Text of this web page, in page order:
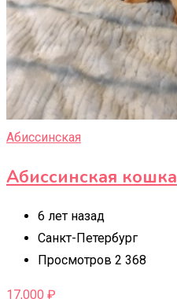
Абиссинская
Абиссинская кошка
6 лет назад
Санкт-Петербург
Просмотров 2 368
17,000 ₽